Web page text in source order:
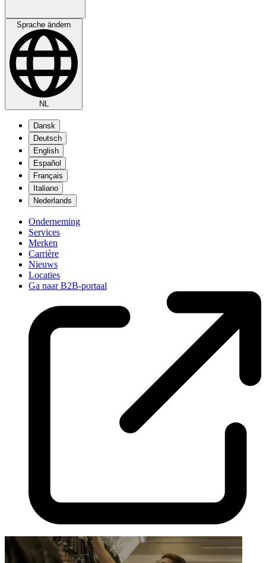
Sprache ändern
NL
Dansk
Deutsch
English
Español
Français
Italiano
Nederlands
Onderneming
Services
Merken
Carrière
Nieuws
Locaties
Ga naar B2B-portaal